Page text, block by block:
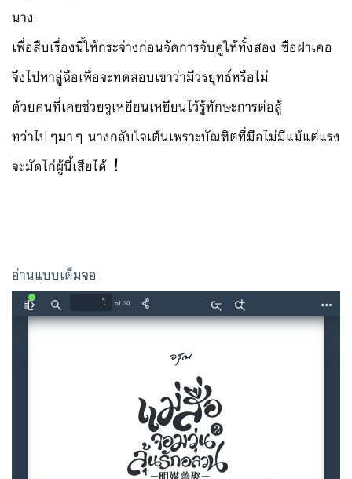
นาง
เพื่อสืบเรื่องนี้ให้กระจ่างก่อนจัดการจับคู่ให้ทั้งสอง ซือฝาเคอ
จึงไปหาลู่ฉือเพื่อจะทดสอบเขาว่ามีวรยุทธ์หรือไม่
ด้วยคนที่เคยช่วยจูเหยียนเหยียนไว้รู้ทักษะการต่อสู้
ทว่าไปๆมาๆ นางกลับใจเต้นเพราะบัณฑิตที่มือไม่มีแม้แต่แรง
จะมัดไก่ผู้นี้เสียได้！
อ่านแบบเต็มจอ